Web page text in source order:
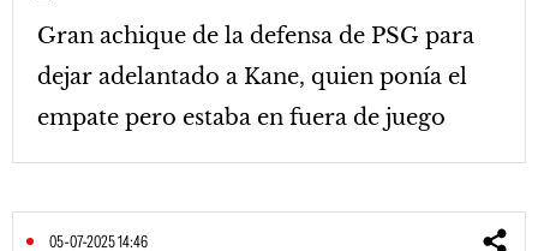
Gran achique de la defensa de PSG para
dejar adelantado a Kane, quien ponía el
empate pero estaba en fuera de juego
05-07-2025 14:46